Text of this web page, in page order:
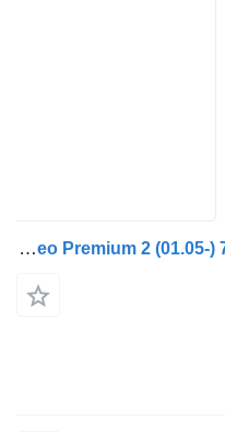
خرطوم جهاز التكييف Valeo Premium 2 (01.05-) 7420858881 لـ السيارات القاطرة Renault Premium, Premium 2 (1996-2014)